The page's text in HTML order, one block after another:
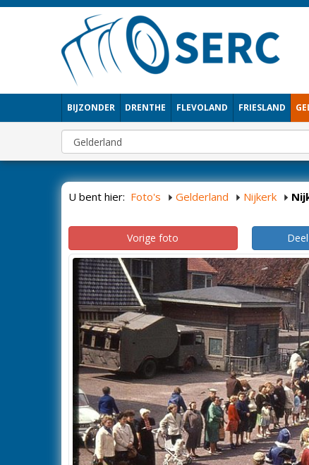
BIJZONDER DRENTHE FLEVOLAND FRIESLAND
U bent hier: Foto's Gelderland Nijkerk
Vorige foto